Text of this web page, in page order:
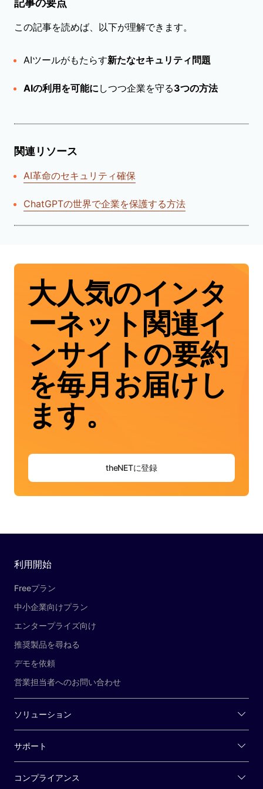
記事の要点
この記事を読めば、以下が理解できます。
AIツールがもたらす新たなセキュリティ問題
AIの利用を可能に しつつ企業を守る3つの方法
関連リソース
AI革命のセキュリティ確保
ChatGPTの世界で企業を保護する方法
大人気のインタ
ーネット関連イ
ンサイトの要約
を毎月お届けし
ます。
theNETに登録
利用開始
Freeプラン
中小企業向けプラン
エンタープライズ向け
推奨製品を尋ねる
デモを依頼
営業担当者へのお問い合わせ
ソリューション
サポート
コンプライアンス